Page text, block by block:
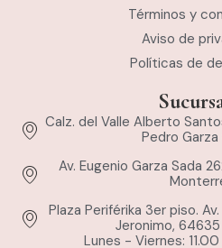
Términos y
Aviso de
Políticas de
Calz. del Valle Alberto
Pedro Garza
Av. Eugenio Garza Sada
Plaza Periférika 3er piso.
Jeronimo,
Lunes - Viernes: